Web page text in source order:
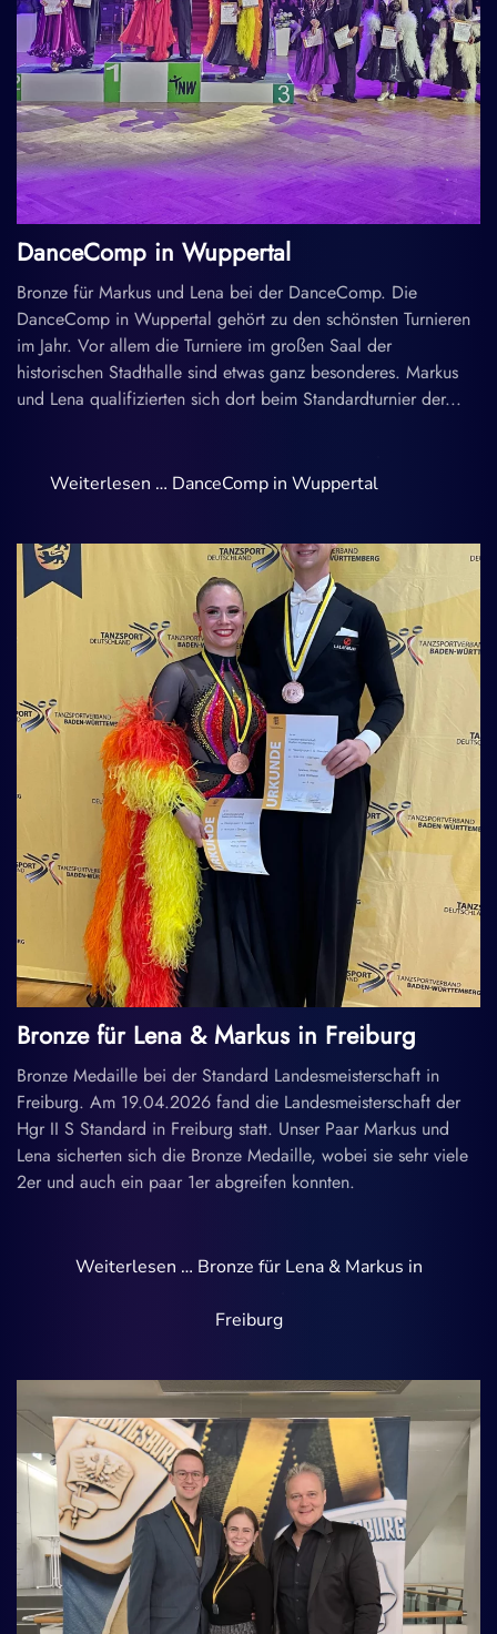
DanceComp in Wuppertal
Bronze für Markus und Lena bei der DanceComp. Die
DanceComp in Wuppertal gehört zu den schönsten Turnieren
im Jahr. Vor allem die Turniere im großen Saal der
historischen Stadthalle sind etwas ganz besonderes. Markus
und Lena qualifizierten sich dort beim Standardturnier der...
Weiterlesen … DanceComp in Wuppertal
Bronze für Lena & Markus in Freiburg
Bronze Medaille bei der Standard Landesmeisterschaft in
Freiburg. Am 19.04.2026 fand die Landesmeisterschaft der
Hgr II S Standard in Freiburg statt. Unser Paar Markus und
Lena sicherten sich die Bronze Medaille, wobei sie sehr viele
2er und auch ein paar 1er abgreifen konnten.
Weiterlesen … Bronze für Lena & Markus in
Freiburg